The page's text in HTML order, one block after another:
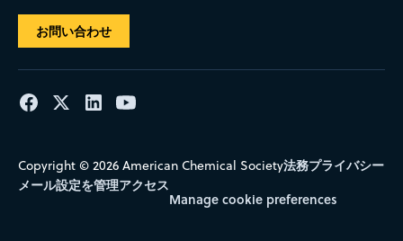
お問い合わせ
Copyright © 2026 American Chemical Society法務プライバシー
メール設定を管理アクセス
Manage cookie preferences